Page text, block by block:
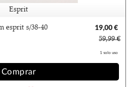
Esprit
esprit s/38-40
19,00 €
59,99 €
1 solo uso
Comprar